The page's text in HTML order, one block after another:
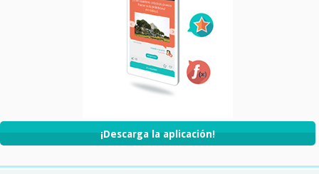
¡Descarga la aplicación!